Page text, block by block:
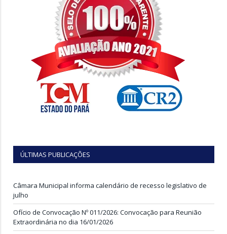
ÚLTIMAS PUBLICAÇÕES
Câmara Municipal informa calendário de recesso legislativo de
julho
Ofício de Convocação Nº 011/2026: Convocação para Reunião
Extraordinária no dia 16/01/2026